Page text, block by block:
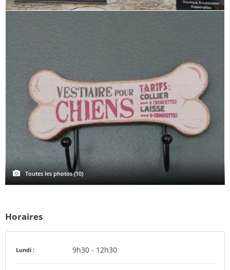
Toutes les photos (10)
Horaires
Lundi : 9h30 - 12h30